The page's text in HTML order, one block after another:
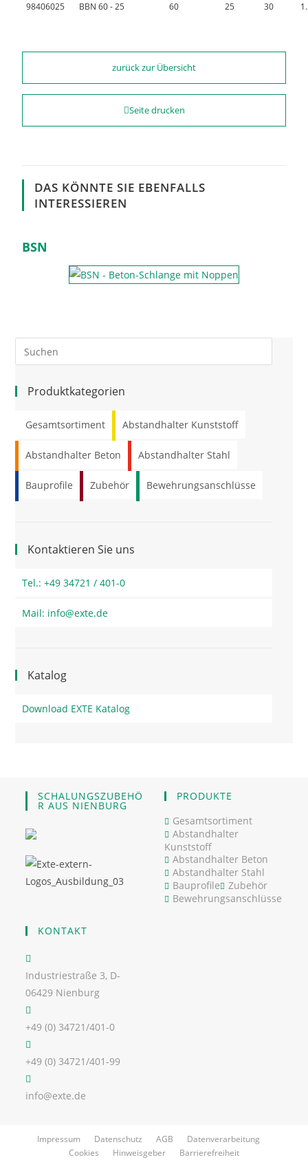
98406025
BBN 60 - 25 60 25 30
zurück zur Übersicht
Seite drucken
DAS KÖNNTE SIE EBENFALLS
INTERESSIEREN
BSN
Produktkategorien
Gesamtsortiment Abstandhalter Kunststoff
Abstandhalter Beton Abstandhalter Stahl
Bauprofile Zubehör Bewehrungsanschlüsse
Kontaktieren Sie uns
Tel.: +49 34721 / 401-0
Mail: info@exte.de
Katalog
Download EXTE Katalog
SCHALUNGSZUBEHÖ
R AUS NIENBURG
PRODUKTE
Gesamtsortiment
Abstandhalter
Kunststoff
Abstandhalter Beton
Abstandhalter Stahl
Bauprofile
Zubehör
Bewehrungsanschlüsse
KONTAKT
Industriestraße 3, D-
06429 Nienburg
+49 (0) 34721/401-0
+49 (0) 34721/401-99
info@exte.de
Impressum Datenschutz AGB
Datenverarbeitung
Cookies
Hinweisgeber Barrierefreiheit